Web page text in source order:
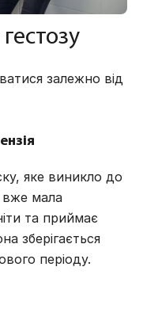
залежно від
яке виникло до
вже мала
та приймає
зберігається
періоду.